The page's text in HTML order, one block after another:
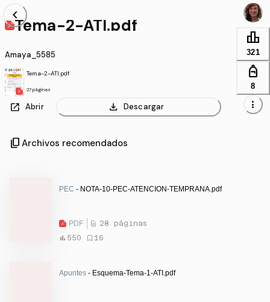
chevron_left
Tema-2-ATI.pdf
Amaya_5585
Tema-2-ATI.pdf
27 páginas
open_in_new Abrir download Descargar
leaderboard
321
personal_bag
8
more_vert
content_copy Archivos recomendados
PEC - NOTA-10-PEC-ATENCION-TEMPRANA.pdf
PDF
28 páginas
550
16
Apuntes - Esquema-Tema-1-ATI.pdf